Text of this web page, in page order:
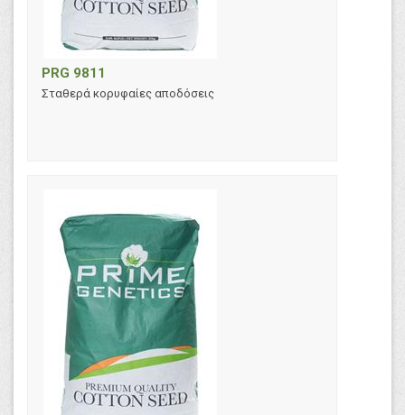
PRG 9811
Σταθερά κορυφαίες αποδόσεις